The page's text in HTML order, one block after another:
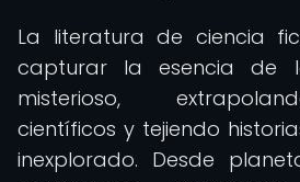
La literatura de ciencia
capturar la esencia de
misterioso,
científicos y tejiendo
inexplorado. Desde